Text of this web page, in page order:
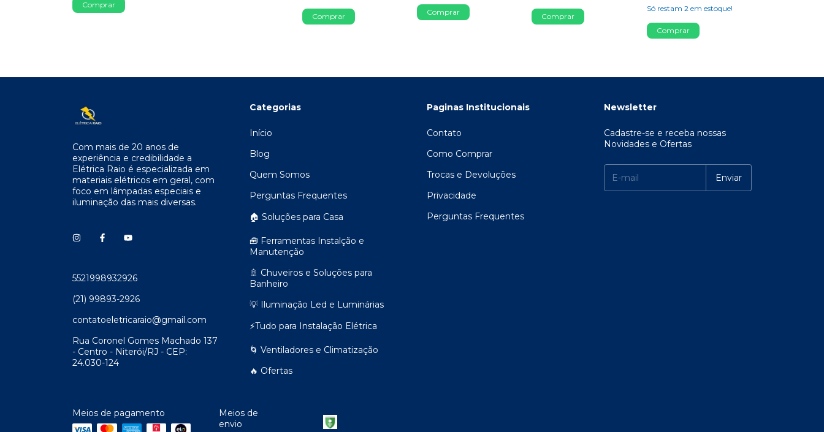
Só restam 2em estoque!
Com mais de 20 anos de
experiência e credibilidade a
Elétrica Raio é especializada em
materiais elétricos em geral, com
foco em lâmpadas especiais e
iluminação das mais diversas.
5521998932926
(21) 99893-2926
contatoeletricaraio@gmail.com
Rua Coronel Gomes Machado 137
- Centro - Niterói/RJ - CEP:
24.030-124
Categorias
Início
Blog
Quem Somos
Perguntas Frequentes
🏠 Soluções para Casa
🧰 Ferramentas Instalção e
Manutenção
🚿 Chuveiros e Soluções para
Banheiro
💡 Iluminação Led e Luminárias
⚡Tudo para Instalação Elétrica
🌀 Ventiladores e Climatização
🔥 Ofertas
Paginas Institucionais
Contato
Como Comprar
Trocas e Devoluções
Privacidade
Perguntas Frequentes
Newsletter
Cadastre-se e receba nossas
Novidades e Ofertas
Meios de pagamento
Meios de
envio